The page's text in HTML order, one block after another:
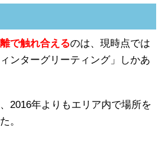
で触れ合えるのは、現時点では
ンターグリーティング」しかあ
2016年よりもエリア内で場所を
。